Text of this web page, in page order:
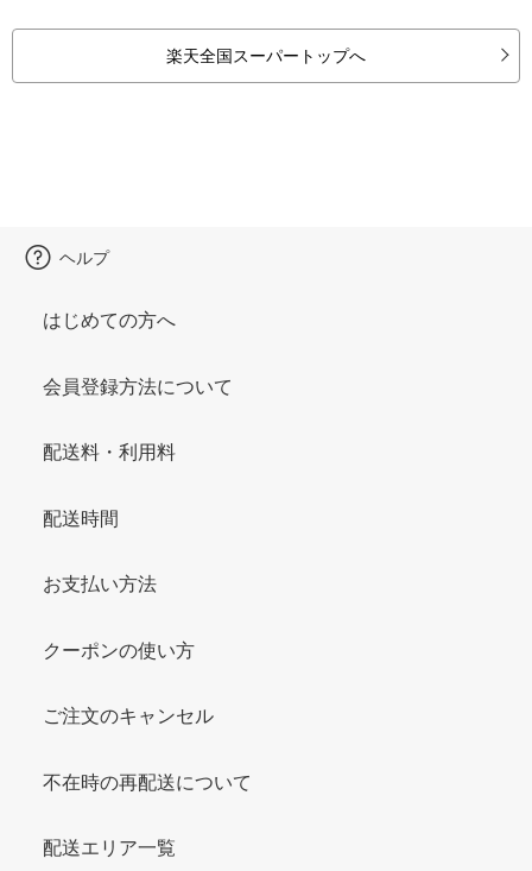
楽天全国スーパートップへ
ヘルプ
はじめての方へ
会員登録方法について
配送料・利用料
配送時間
お支払い方法
クーポンの使い方
ご注文のキャンセル
不在時の再配送について
配送エリア一覧